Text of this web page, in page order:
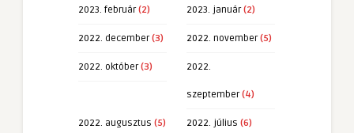
2023. február(2) 2023. január(2)
2022. december(3) 2022. november(5)
2022. október(3) 2022.
szeptember(4)
2022. augusztus (5) 2022. július (6)